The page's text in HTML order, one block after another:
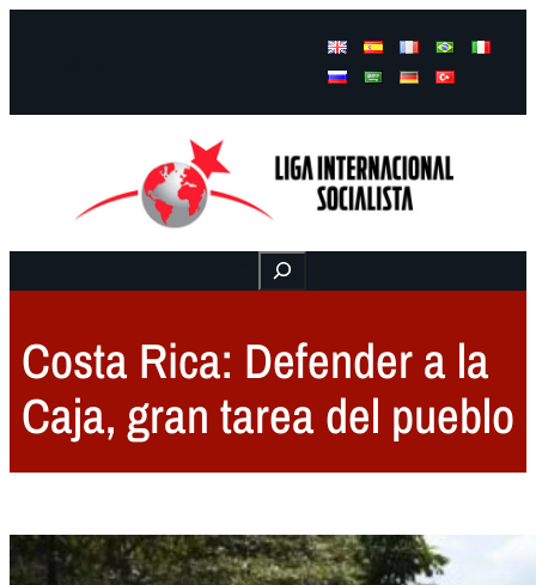
Buscar
Costa Rica: Defender a la
Caja, gran tarea del pueblo